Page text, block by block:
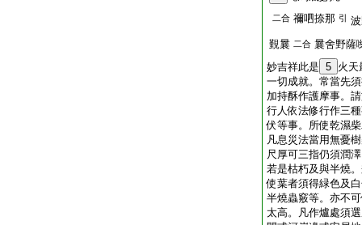
二合 禰呬捺那 引
覲曩 二合 曩舍野薩
妙吉祥此是 5 火天
一切成就。常當先
加持酥作護摩事。
行人依法修行作三
伏等事。所使乾濕
凡息災法當用無憂
尺厚可三指仍須潤
若是枯朽及與半燒
使葉者須得緑色及
半燒蟲竅等。亦不
太高。凡作爐處須